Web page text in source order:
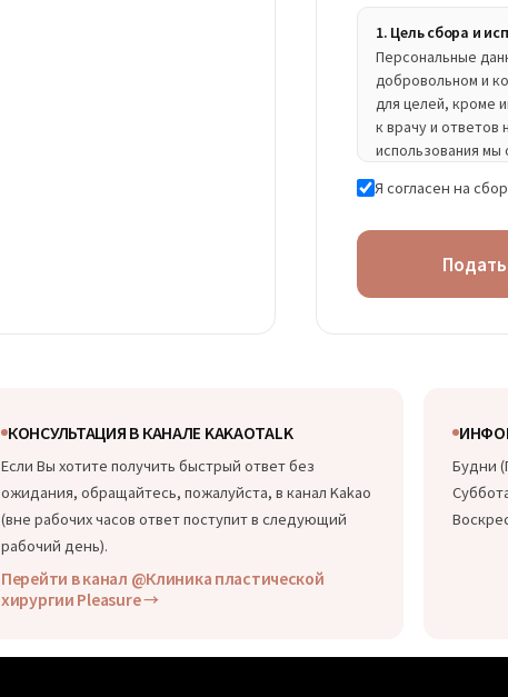
1. Цель сбора и
Персональные
добровольном и
для целей, кроме
к врачу и ответов
использования
2. Собираемые
Обязательно: имя,
3. Срок хранения
Данные хранятся
4. Право на отказ
Вы имеете право
при отказе от
невозможна.
Я согласен на
Подать
КОНСУЛЬТАЦИЯ В КАНАЛЕ KAKAOTALK
Если Вы хотите получить быстрый ответ без
ожидания, обращайтесь, пожалуйста, в канал Kakao
(вне рабочих часов ответ поступит в следующий
рабочий день).
Перейти в канал @Клиника пластической
хирургии Pleasure →
Будни